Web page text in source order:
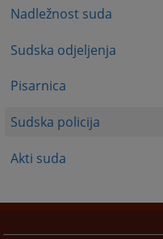
Nadležnost suda
Sudska odjeljenja
Pisarnica
Sudska policija
Akti suda